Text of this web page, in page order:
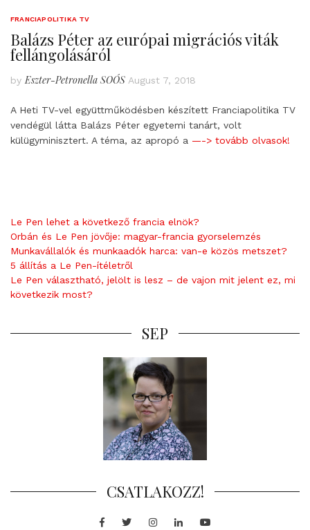
FRANCIAPOLITIKA TV
Balázs Péter az európai migrációs viták
fellángolásáról
by Eszter-Petronella SOÓS August 7, 2018
A Heti TV-vel együttműködésben készített Franciapolitika TV
vendégül látta Balázs Péter egyetemi tanárt, volt
külügyminisztert. A téma, az apropó a —-> tovább olvasok!
Le Pen lehet a következő francia elnök?
Orbán és Le Pen jövője: magyar-francia gyorselemzés
Munkavállalók és munkaadók harca: van-e közös metszet?
5 állítás a Le Pen-ítéletről
Le Pen választható, jelölt is lesz – de vajon mit jelent ez, mi
következik most?
SEP
CSATLAKOZZ!
Facebook
TwitterInstagram
LinkedInYoutube